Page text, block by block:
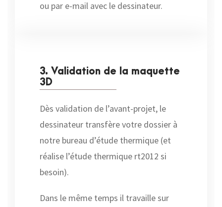
ou par e-mail avec le dessinateur.
3. Validation de la maquette
3D
Dès validation de l’avant-projet, le
dessinateur transfère votre dossier à
notre bureau d’étude thermique (et
réalise l’étude thermique rt2012 si
besoin).
Dans le même temps il travaille sur